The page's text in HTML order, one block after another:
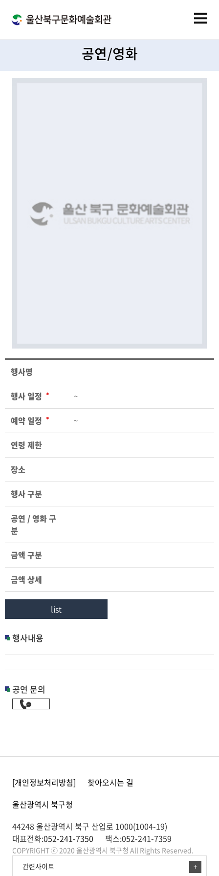
공연/영화
행사명
행사 일정 ~
예약 일정 ~
연령 제한
장소
행사 구분
공연 / 영화 구
분
금액 구분
금액 상세
list
행사내용
공연 문의
[개인정보처리방침]
찾아오시는 길
울산광역시 북구청
44248 울산광역시 북구 산업로 1000(1004-19)
대표전화:052-241-7350 팩스:052-241-7359
COPYRIGHT ⓒ 2020 울산광역시 북구청 All Rights Reserved.
관련사이트